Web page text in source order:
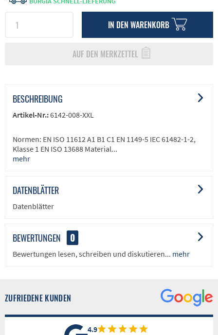
IN DEN WARENKORB
AUF DEN MERKZETTEL
BESCHREIBUNG
Artikel-Nr.:6142-008-XXL
Normen: EN ISO 11612 A1 B1 C1 EN 1149-5 IEC 61482-1-2,
Klasse 1 EN ISO 13688 Material...
mehr
DATENBLÄTTER
Datenblätter
BEWERTUNGEN 0
Bewertungen lesen, schreiben und diskutieren... mehr
ZUFRIEDENE KUNDEN
4.9